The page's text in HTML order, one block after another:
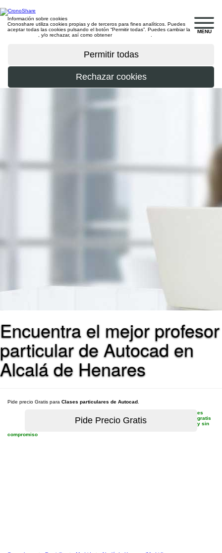
MENU
Información sobre cookies
Cronoshare utiliza cookies propias y de terceros para fines analíticos. Puedes
aceptar todas las cookies pulsando el botón “Permitir todas”. Puedes cambiar la
, y/o rechazar, así como obtener
Encuentra el mejor profesor
particular de Autocad en
Alcalá de Henares
Pide precio Gratis para Clases particulares de Autocad
es
gratis
y sin
compromiso